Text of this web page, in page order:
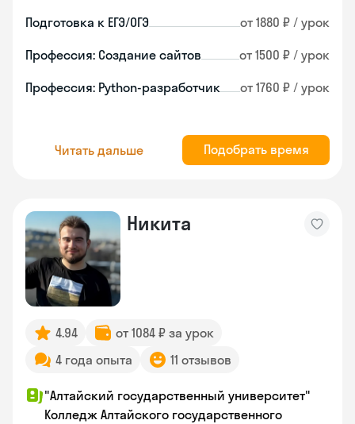
Подготовка к ЕГЭ/ОГЭ от 1880 ₽ / урок
Профессия: Создание сайтов от 1500 ₽ / урок
Профессия: Python-разработчик от 1760 ₽ / урок
Читать дальше Подобрать время
Никита
4.94
от 1084 ₽ за урок
4 года опыта
11 отзывов
"Алтайский государственный университет"
Колледж Алтайского государственного